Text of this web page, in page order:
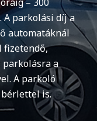
parkolási díj a
automatáknál
fizetendő,
parkolásra a
A parkoló
is.